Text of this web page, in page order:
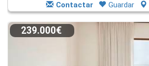
Contactar Guardar
239.000€